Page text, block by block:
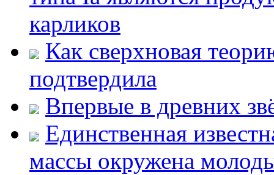
карликов
Как сверхновая
подтвердила
Впервые в древних
Единственная
массы окружена